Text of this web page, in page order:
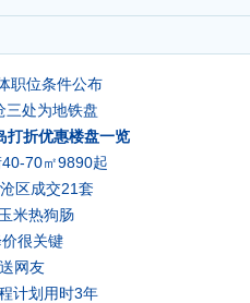
职位条件公布
三处为地铁盘
打折优惠楼盘一览
70㎡9890起
区成交21套
米热狗肠
很关键
网友
计划用时3年